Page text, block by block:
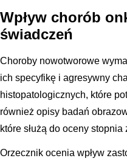
Wpływ chorób
świadczeń
Choroby nowotworowe
ich specyfikę i agresywny
histopatologicznych, które
również opisy badań
które służą do oceny
Orzecznik ocenia wpływ